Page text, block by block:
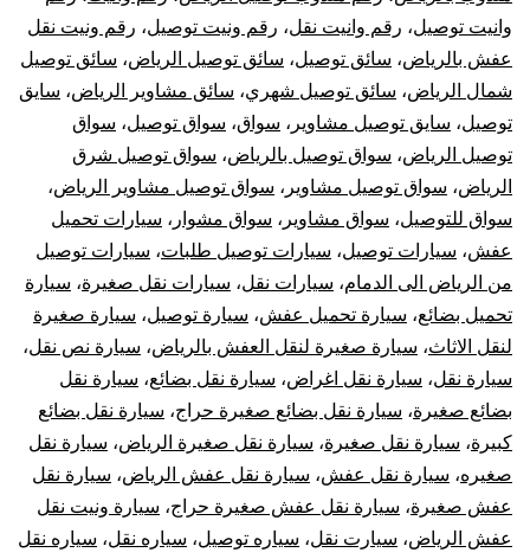
وانيت توصيل، رقم وانيت نقل، رقم ونيت توصيل، رقم ونيت نقل
عفش بالرياض، سائق توصيل، سائق توصيل الرياض، سائق توصيل
شمال الرياض، سائق توصيل شهري، سائق مشاوير الرياض، سايق
توصيل، سايق توصيل مشاوير ، سواق، سواق توصيل، سواق
توصيل الرياض، سواق توصيل بالرياض، سواق توصيل شرق
الرياض، سواق توصيل مشاوير ، سواق توصيل مشاوير الرياض،
سواق للتوصيل، سواق مشاوير ، سواق مشوار ، سيارات تحميل
عفش، سيارات توصيل، سيارات توصيل طلبات، سيارات توصيل
من الرياض الى الدمام، سيارات نقل، سيارات نقل صغيرة، سيارة
تحميل بضائع، سيارة تحميل عفش، سيارة توصيل، سيارة صغيرة
لنقل الاثاث، سيارة صغيرة لنقل العفش بالرياض، سيارة نص نقل،
سيارة نقل، سيارة نقل اغراض، سيارة نقل بضائع، سيارة نقل
بضائع صغيرة، سيارة نقل بضائع صغيرة حراج، سيارة نقل بضائع
كبيرة، سيارة نقل صغيرة، سيارة نقل صغيرة الرياض، سيارة نقل
صغيره، سيارة نقل عفش، سيارة نقل عفش الرياض، سيارة نقل
عفش صغيرة، سيارة نقل عفش صغيرة حراج، سيارة ونيت نقل
عفش الرياض، سيارت نقل، سياره توصيل، سياره نقل، سياره نقل